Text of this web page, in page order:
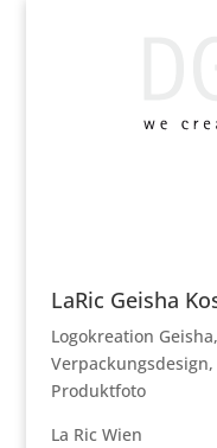
LaRic Geisha
Logokreation
Produktfoto
La Ric Wien